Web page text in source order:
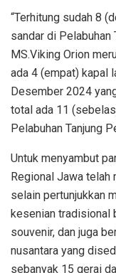
“Terhitung sudah 8
sandar di Pelabuhan
MS.Viking Orion
ada 4 (empat) kapal
Desember 2024
total ada 11
Pelabuhan Tanjung
Untuk menyambut
Regional Jawa telah
selain pertunjukkan
kesenian tradisional
souvenir, dan juga
nusantara yang
sebanyak 15 gerai